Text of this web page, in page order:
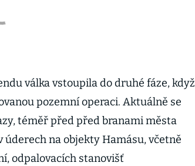
válka vstoupila do druhé fáze, když
pozemní operaci. Aktuálně se
téměř před před branami města
úderech na objekty Hamásu, včetně
odpalovacích stanovišť